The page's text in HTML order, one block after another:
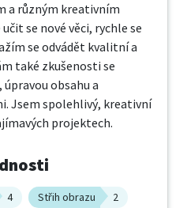
a různým kreativním
se nové věci, rychle se
se odvádět kvalitní a
také zkušenosti se
obsahu a
Jsem spolehlivý, kreativní
projektech.
4 Střih obrazu
2